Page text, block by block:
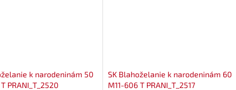
k narodeninám 50
PRANI_T_2520
SK Blahoželanie k narodeninám 60
M11-606 T PRANI_T_2517